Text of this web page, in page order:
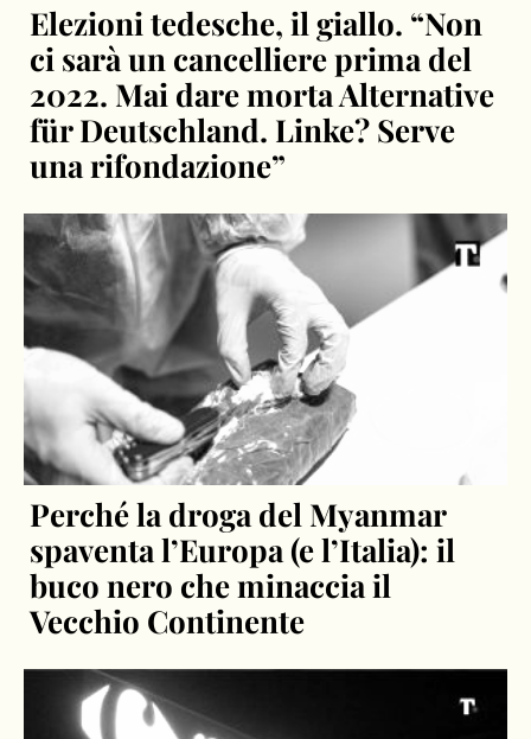
Elezioni tedesche, il giallo. “Non
ci sarà un cancelliere prima del
2022. Mai dare morta Alternative
für Deutschland. Linke? Serve
una rifondazione”
Perché la droga del Myanmar
spaventa l’Europa (e l’Italia): il
buco nero che minaccia il
Vecchio Continente